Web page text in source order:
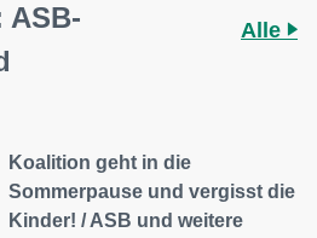
ASB-
Alle
Koalition geht in die
Sommerpause und vergisst die
Kinder! / ASB und weitere